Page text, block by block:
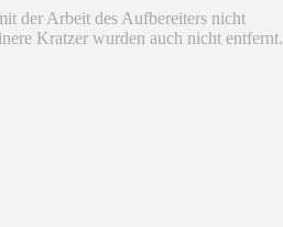
der Arbeit des Aufbereiters nicht
Kratzer wurden auch nicht entfernt.